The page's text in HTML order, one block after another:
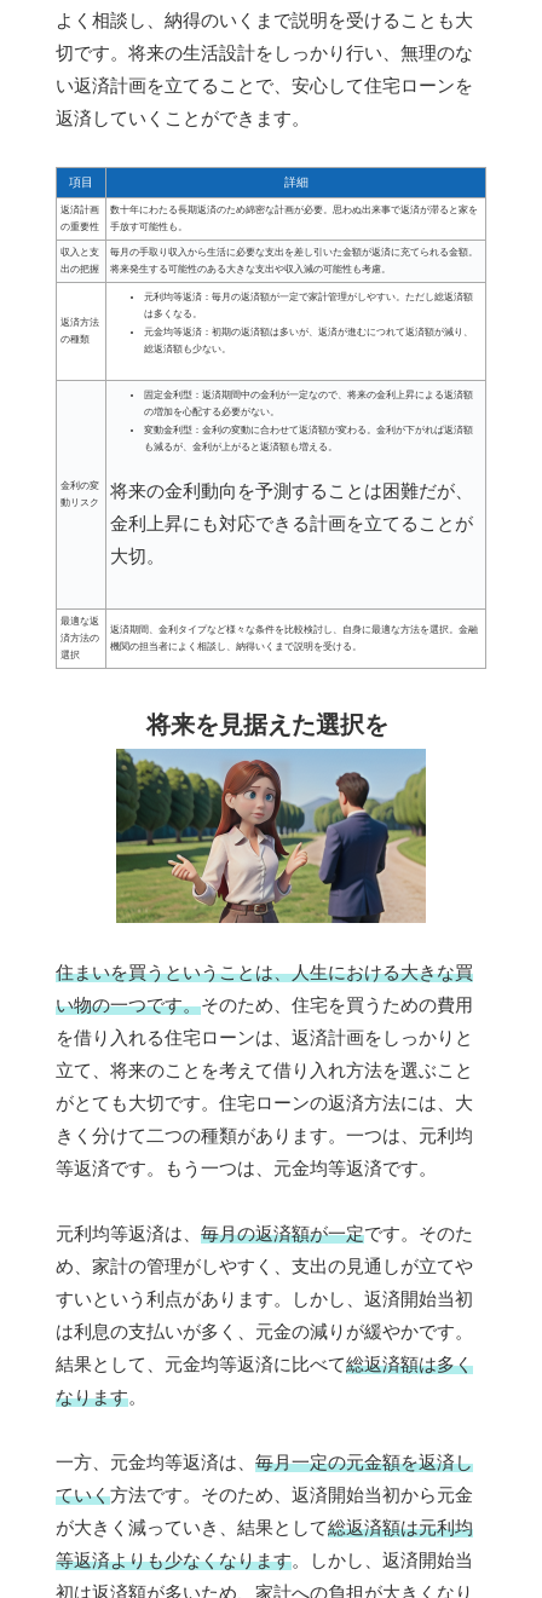
よく相談し、納得のいくまで説明を受けることも大
切です。将来の生活設計をしっかり行い、無理のな
い返済計画を立てることで、安心して住宅ローンを
返済していくことができます。
項目 詳細
返済計画
の重要性
数十年にわたる長期返済のため綿密な計画が必要。思わぬ出来事で返済が滞ると家を
手放す可能性も。
収入と支
出の把握
毎月の手取り収入から生活に必要な支出を差し引いた金額が返済に充てられる金額。
将来発生する可能性のある大きな支出や収入減の可能性も考慮。
返済方法
の種類
元利均等返済：毎月の返済額が一定で家計管理がしやすい。ただし総返済額
は多くなる。
元金均等返済：初期の返済額は多いが、返済が進むにつれて返済額が減り、
総返済額も少ない。
金利の変
動リスク
固定金利型：返済期間中の金利が一定なので、将来の金利上昇による返済額
の増加を心配する必要がない。
変動金利型：金利の変動に合わせて返済額が変わる。金利が下がれば返済額
も減るが、金利が上がると返済額も増える。
将来の金利動向を予測することは困難だが、
金利上昇にも対応できる計画を立てることが
大切。
最適な返
済方法の
選択
返済期間、金利タイプなど様々な条件を比較検討し、自身に最適な方法を選択。金融
機関の担当者によく相談し、納得いくまで説明を受ける。
将来を見据えた選択を
住まいを買うということは、人生における大きな買
い物の一つです。そのため、住宅を買うための費用
を借り入れる住宅ローンは、返済計画をしっかりと
立て、将来のことを考えて借り入れ方法を選ぶこと
がとても大切です。住宅ローンの返済方法には、大
きく分けて二つの種類があります。一つは、元利均
等返済です。もう一つは、元金均等返済です。
元利均等返済は、 毎月の返済額が一定です。そのた
め、家計の管理がしやすく、支出の見通しが立てや
すいという利点があります。しかし、返済開始当初
は利息の支払いが多く、元金の減りが緩やかです。
結果として、元金均等返済に比べて総返済額は多く
なります。
一方、元金均等返済は、 毎月一定の元金額を返済し
ていく方法です。そのため、返済開始当初から元金
が大きく減っていき、結果として総返済額は元利均
等返済よりも少なくなります。しかし、返済開始当
初は返済額が多いため、家計への負担が大きくなり